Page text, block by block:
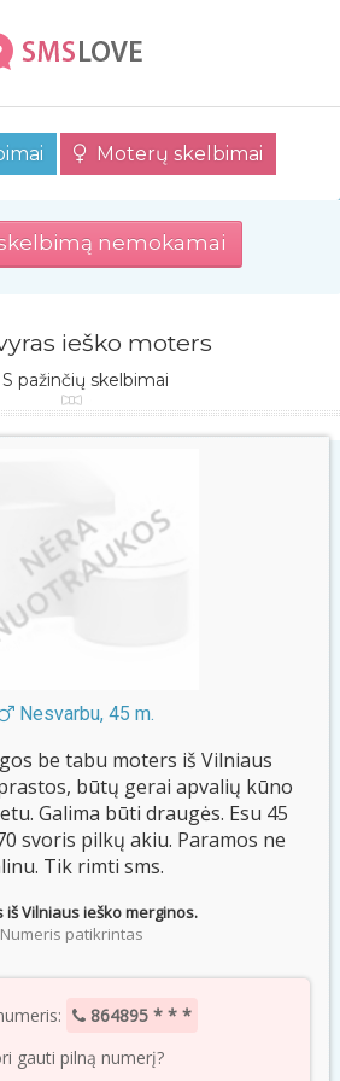
Moterų skelbimai
nemokamai
ieško moters
pažinčių skelbimai
Nesvarbu, 45 m.
be tabu moters iš Vilniaus
būtų gerai apvalių kūno
Galima būti draugės. Esu 45
svoris pilkų akiu. Paramos ne
Tik rimti sms.
iš Vilniaus ieško merginos.
Numeris patikrintas
864895 * * *
gauti pilną numerį?